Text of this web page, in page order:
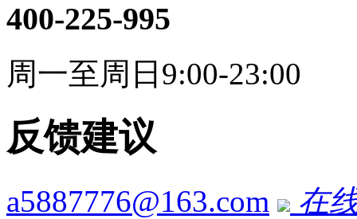
400-225-995
周一至周日9:00-23:00
反馈建议
a5887776@163.com
在